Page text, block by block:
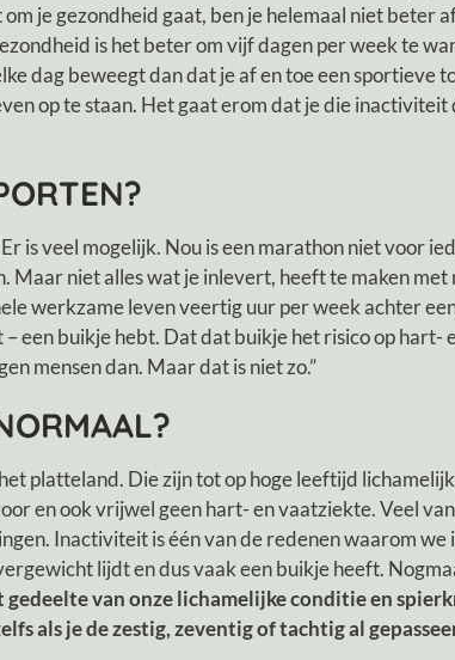
je gezondheid gaat, ben je helemaal niet beter
is het beter om vijf dagen per week te
dag beweegt dan dat je af en toe een sportieve
op te staan. Het gaat erom dat je die
is veel mogelijk. Nou is een marathon niet voor
Maar niet alles wat je inlevert, heeft te maken
werkzame leven veertig uur per week achter
een buikje hebt. Dat dat buikje het risico op
mensen dan. Maar dat is niet zo.”
platteland. Die zijn tot op hoge leeftijd
en ook vrijwel geen hart- en vaatziekte. Veel
Inactiviteit is één van de redenen waarom we
lijdt en dus vaak een buikje heeft.
gedeelte van onze lichamelijke conditie en
als je de zestig, zeventig of tachtig al